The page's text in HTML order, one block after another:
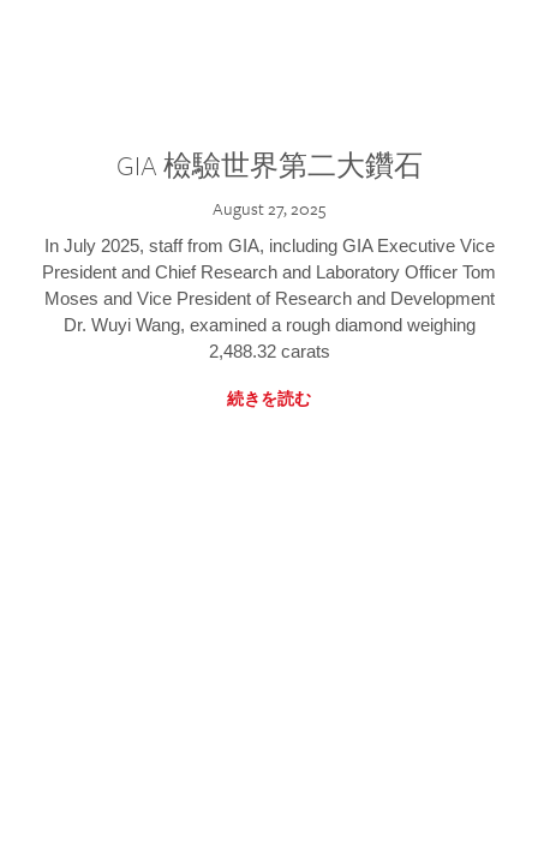
GIA 檢驗世界第二大鑽石
August 27, 2025
In July 2025, staff from GIA, including GIA Executive Vice
President and Chief Research and Laboratory Officer Tom
Moses and Vice President of Research and Development
Dr. Wuyi Wang, examined a rough diamond weighing
2,488.32 carats
続きを読む